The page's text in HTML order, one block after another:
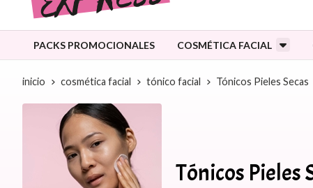
PACKS PROMOCIONALES COSMÉTICA FACIAL
inicio cosmética facial tónico facial Tónicos Pieles Secas
Tónicos Pieles